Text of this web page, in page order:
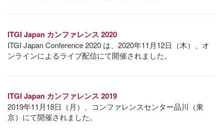
ITGI Japan カンファレンス 2020
ITGI Japan Conference 2020 は、2020年11月12日（木）、オ
ンラインによるライブ配信にて開催されました。
ITGI Japan カンファレンス 2019
2019年11月18日（月）、コンファレンスセンター品川（東
京）にて開催されました。